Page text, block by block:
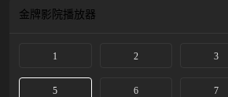
金牌影院播放器
1 2 3
5 6 7